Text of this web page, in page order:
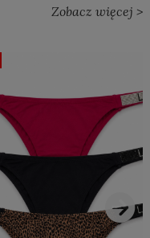
Zobacz więcej >
›